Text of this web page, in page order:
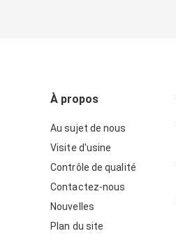
À propos
Au sujet de nous
Visite d'usine
Contrôle de qualité
Contactez-nous
Nouvelles
Plan du site